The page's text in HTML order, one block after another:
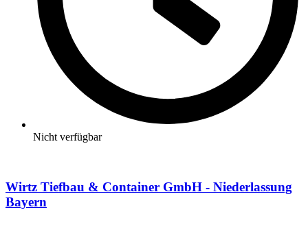
Nicht verfügbar
Wirtz Tiefbau & Container GmbH - Niederlassung
Bayern